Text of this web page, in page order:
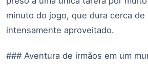
minuto do jogo, que dura cerca de
intensamente aproveitado.
### Aventura de irmãos em um